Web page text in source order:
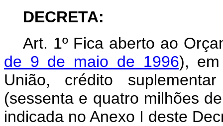
DECRETA:
Art. 1º Fica aberto ao
de 9 de maio de 1996), em
União, crédito
(sessenta e quatro milhões
indicada no Anexo I deste